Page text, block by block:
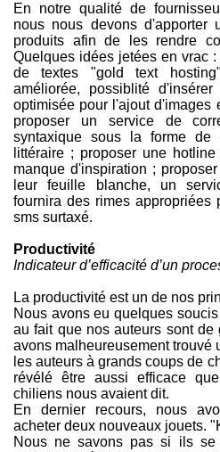
En notre qualité de
nous nous devons d'apporter
produits afin de les rendre
Quelques idées jetées en vrac
de textes "gold text
améliorée, possiblité
optimisée pour l'ajout d'images
proposer un service de
syntaxique sous la forme de
littéraire ; proposer une
manque d'inspiration ;
leur feuille blanche, un
fournira des rimes appropriées
sms surtaxé.
Productivité
Indicateur d’efficacité d’un
La productivité est un de nos
Nous avons eu quelques
au fait que nos auteurs sont de
avons malheureusement trouvé
les auteurs à grands coups de
révélé être aussi efficace
chiliens nous avaient dit.
En dernier recours, nous
acheter deux nouveaux jouets.
Nous ne savons pas si ils se